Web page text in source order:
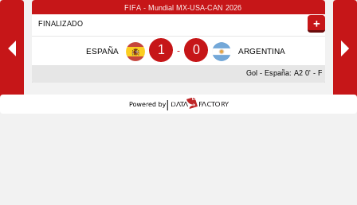
Tercer Puesto
FIFA - Mundial MX-USA-CAN 2026
FINALIZADO
+
ESPAÑA 1 ARGENTINA
0
-
Gol - España: A2 0' - Ferran